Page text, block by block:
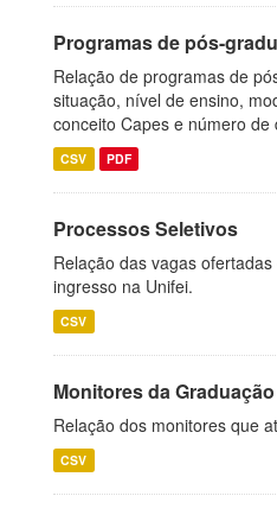
Programas de pós-
Relação de programas de
situação, nível de ensino,
conceito Capes e número de
CSV PDF
Processos Seletivos
Relação das vagas
ingresso na Unifei.
CSV
Monitores da Graduação
Relação dos monitores que
CSV